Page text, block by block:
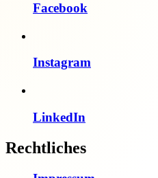
Facebook
Instagram
LinkedIn
Rechtliches